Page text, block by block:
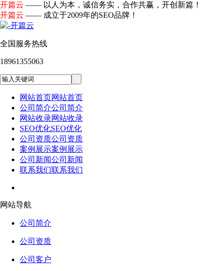
开篇云 —— 以人为本，诚信务实，合作共赢，开创新篇！
开篇云 —— 成立于2009年的SEO品牌！
全国服务热线
18961355063
网站首页网站首页
公司简介公司简介
网站收录网站收录
SEO优化SEO优化
公司资质公司资质
案例展示案例展示
公司新闻公司新闻
联系我们联系我们
网站导航
公司简介
公司资质
公司客户